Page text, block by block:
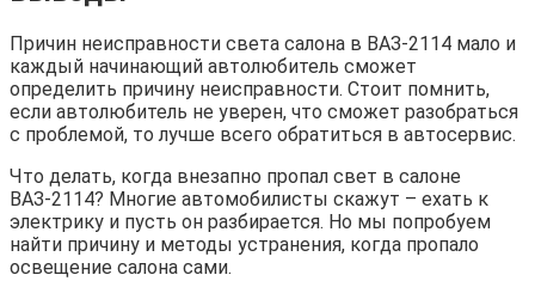
Причин неисправности света салона в ВАЗ-2114 мало и
каждый начинающий автолюбитель сможет
определить причину неисправности. Стоит помнить,
если автолюбитель не уверен, что сможет разобраться
с проблемой, то лучше всего обратиться в автосервис.
Что делать, когда внезапно пропал свет в салоне
ВАЗ-2114? Многие автомобилисты скажут – ехать к
электрику и пусть он разбирается. Но мы попробуем
найти причину и методы устранения, когда пропало
освещение салона сами.